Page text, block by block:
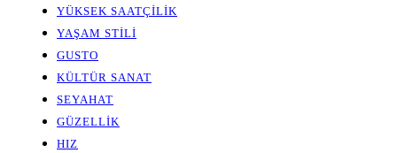
YÜKSEK SAATÇİLİK
YAŞAM STİLİ
GUSTO
KÜLTÜR SANAT
SEYAHAT
GÜZELLİK
HIZ